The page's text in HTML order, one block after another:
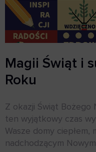
Magii Świąt i
Roku
Z okazji Świąt Bożego
ten wyjątkowy czas
Wasze domy ciepłem,
nadchodzącym Nowym